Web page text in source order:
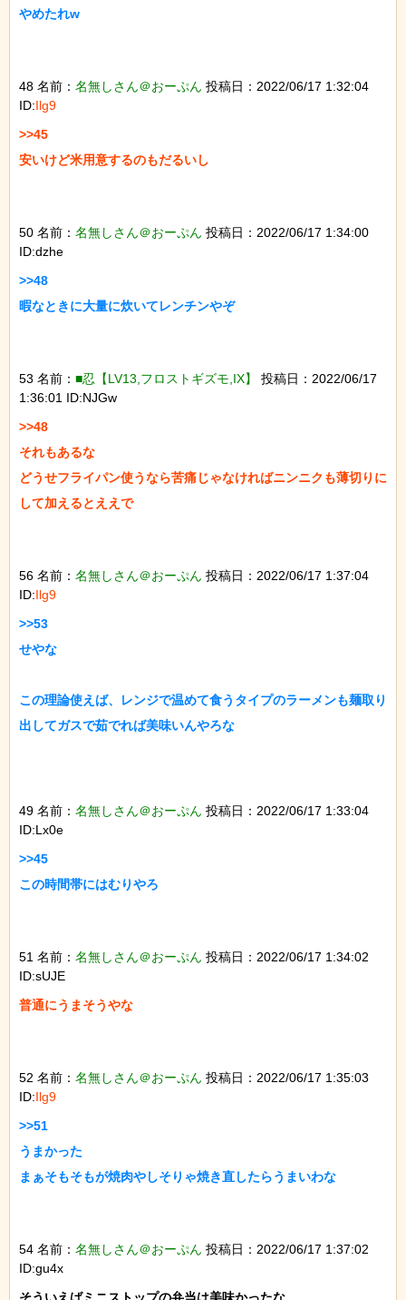
やめたれw
48 名前： 名無しさん＠おーぷん 投稿日：2022/06/17 1:32:04
ID:Ilg9
>>45
安いけど米用意するのもだるいし
50 名前： 名無しさん＠おーぷん 投稿日：2022/06/17 1:34:00
ID:dzhe
>>48
暇なときに大量に炊いてレンチンやぞ
53 名前： ■忍【LV13,フロストギズモ,IX】
投稿日：2022/06/17
1:36:01 ID:NJGw
>>48
それもあるな
どうせフライパン使うなら苦痛じゃなければニンニクも薄切りに
して加えるとええで
56 名前： 名無しさん＠おーぷん 投稿日：2022/06/17 1:37:04
ID:Ilg9
>>53
せやな
この理論使えば、レンジで温めて食うタイプのラーメンも麺取り
出してガスで茹でれば美味いんやろな
49 名前： 名無しさん＠おーぷん 投稿日：2022/06/17 1:33:04
ID:Lx0e
>>45
この時間帯にはむりやろ
51 名前： 名無しさん＠おーぷん 投稿日：2022/06/17 1:34:02
ID:sUJE
普通にうまそうやな
52 名前： 名無しさん＠おーぷん 投稿日：2022/06/17 1:35:03
ID:Ilg9
>>51
うまかった
まぁそもそもが焼肉やしそりゃ焼き直したらうまいわな
54 名前： 名無しさん＠おーぷん 投稿日：2022/06/17 1:37:02
ID:gu4x